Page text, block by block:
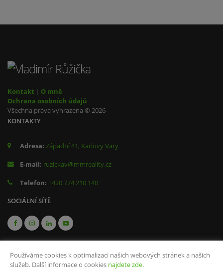
Kontakt | O mně
Ochrana osobních údajů
Všechna práva vyhrazena © 2026
KONTAKTY
Adresa: Západní 41, Karlovy Vary
E-mail: ruzickav@mmreality.cz
Telefon: +420 774 210 140
SOCIÁLNÍ SÍTĚ
Používáme cookies k optimalizaci našich webových stránek a našich
služeb. Další informace o cookies najdete zde.